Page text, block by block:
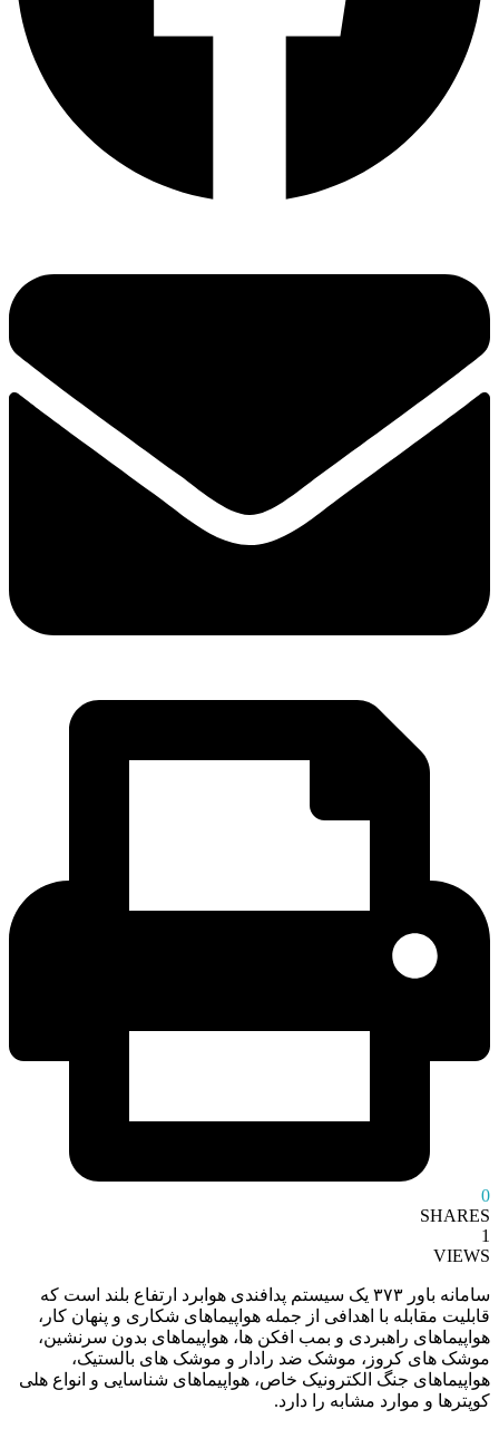
0
SHARES
1
VIEWS
سامانه باور ۳۷۳ یک سیستم پدافندی هوابرد ارتفاع بلند است که
قابلیت مقابله با اهدافی از جمله هواپیماهای شکاری و پنهان‌ کار،
هواپیماهای راهبردی و بمب ‌افکن‌ ها، هواپیماهای بدون سرنشین،
موشک ‌های کروز، موشک ضد رادار و موشک ‌های بالستیک،
هواپیماهای جنگ الکترونیک خاص، هواپیماهای شناسایی و انواع هلی‌
کوپترها و موارد مشابه را دارد.